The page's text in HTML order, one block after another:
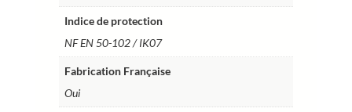
Indice de protection
NF EN 50-102 / IK07
Fabrication Française
Oui